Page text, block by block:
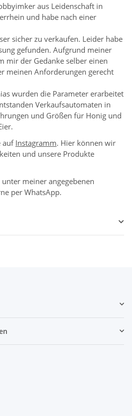
aus Leidenschaft in
und habe nach einer
sicher zu verkaufen. Leider habe
gefunden. Aufgrund meiner
mir der Gedanke selber einen
meinen Anforderungen gerecht
wurden die Parameter erarbeitet
Verkaufsautomaten in
und Größen für Honig und
auf Instagramm. Hier können wir
und unsere Produkte
meiner angegebenen
per WhatsApp.